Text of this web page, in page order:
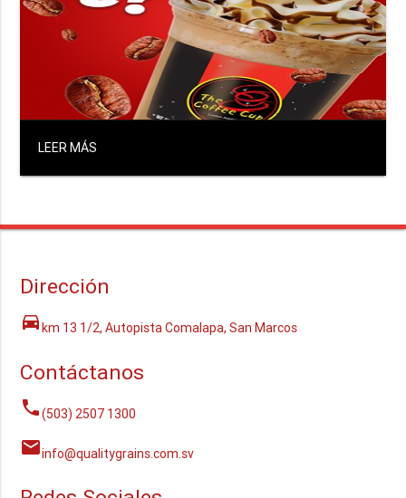
LEER MÁS
Dirección
directions_carkm 13 1/2, Autopista Comalapa, San Marcos
Contáctanos
phone(503) 2507 1300
mailinfo@qualitygrains.com.sv